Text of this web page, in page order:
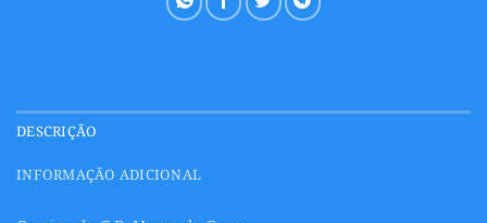
DESCRIÇÃO
INFORMAÇÃO ADICIONAL